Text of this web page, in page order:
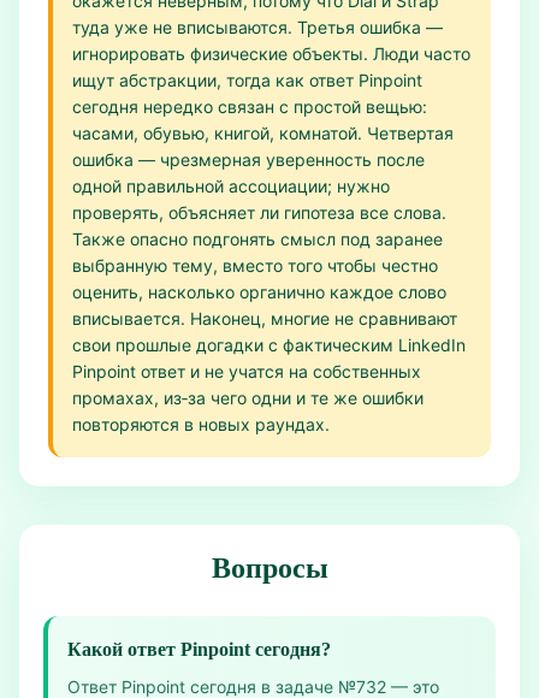
туда уже не вписываются. Третья ошибка —
игнорировать физические объекты. Люди часто
ищут абстракции, тогда как ответ Pinpoint
сегодня нередко связан с простой вещью:
часами, обувью, книгой, комнатой. Четвертая
ошибка — чрезмерная уверенность после
одной правильной ассоциации; нужно
проверять, объясняет ли гипотеза все слова.
Также опасно подгонять смысл под заранее
выбранную тему, вместо того чтобы честно
оценить, насколько органично каждое слово
вписывается. Наконец, многие не сравнивают
свои прошлые догадки с фактическим LinkedIn
Pinpoint ответ и не учатся на собственных
промахах, из‑за чего одни и те же ошибки
повторяются в новых раундах.
Вопросы
Какой ответ Pinpoint сегодня?
Ответ Pinpoint сегодня в задаче №732 — это